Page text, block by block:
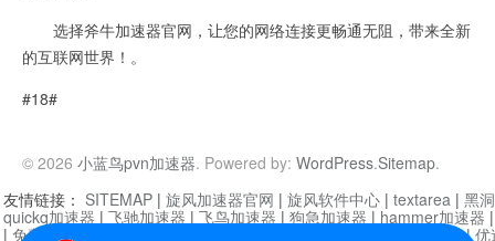
选择斧牛加速器官网，让您的网络连接更畅通无阻，带来全新
的互联网世界！。
#18#
© 2026 小蓝鸟pvn加速器. Powered by: WordPress.Sitemap.
友情链接： SITEMAP | 旋风加速器官网 | 旋风软件中心 | textarea | 黑
quickq加速器 | 飞驰加速器 | 飞鸟加速器 | 狗急加速器 | hammer加速器
| 免费vqn加速外网 迷雾通|优